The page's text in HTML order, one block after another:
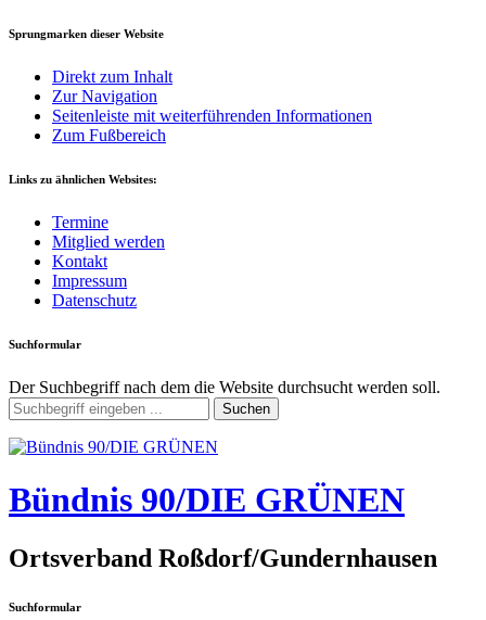
Sprungmarken dieser Website
Direkt zum Inhalt
Zur Navigation
Seitenleiste mit weiterführenden Informationen
Zum Fußbereich
Links zu ähnlichen Websites:
Termine
Mitglied werden
Kontakt
Impressum
Datenschutz
Suchformular
Der Suchbegriff nach dem die Website durchsucht werden soll.
Suchen
Bündnis 90/DIE GRÜNEN
Ortsverband Roßdorf/Gundernhausen
Suchformular